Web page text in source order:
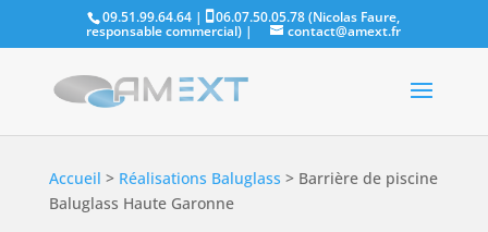
09.51.99.64.64 | 06.07.50.05.78 (Nicolas Faure,
responsable commercial) | contact@amext.fr
Accueil > Réalisations Baluglass > Barrière de piscine
Baluglass Haute Garonne